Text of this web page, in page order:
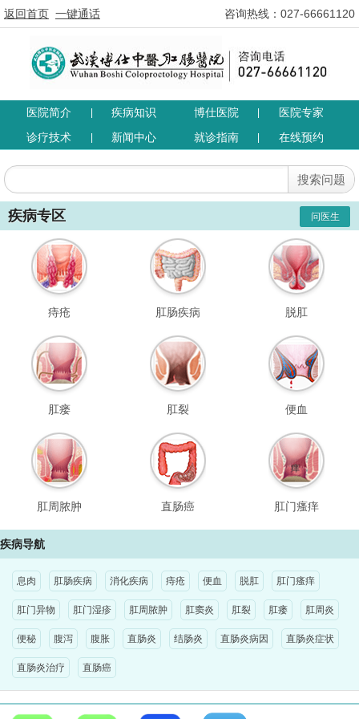
返回首页 一键通话 咨询热线：027-66661120
医院简介 疾病知识 博仕医院
医院专家
诊疗技术
新闻中心 就诊指南 在线预约
疾病专区 问医生
痔疮 肛肠疾病 脱肛
肛瘘 肛裂 便血
肛周脓肿 直肠癌 肛门瘙痒
疾病导航
息肉 肛肠疾病 消化疾病 痔疮 便血 脱肛 肛门瘙痒
肛门异物 肛门湿疹 肛周脓肿 肛窦炎 肛裂 肛瘘 肛周炎
便秘 腹泻 腹胀 直肠炎 结肠炎 直肠炎病因 直肠炎症状
直肠炎治疗 直肠癌